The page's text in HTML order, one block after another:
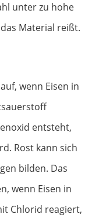
unter zu hohe
Material reißt.
wenn Eisen in
entsteht,
Rost kann sich
bilden. Das
wenn Eisen in
Chlorid reagiert,